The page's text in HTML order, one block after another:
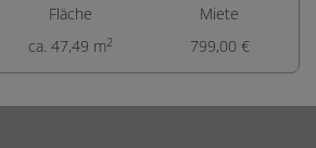
Fläche
ca. 47,49 m2
Miete
799,00 €